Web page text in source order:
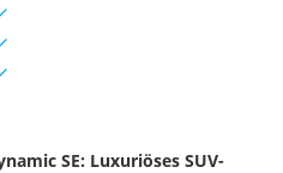
SE: Luxuriöses SUV-